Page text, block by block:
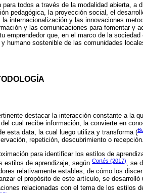
todos a través de la modalidad abierta, a
pedagógica, la proyección social, el
la internacionalización y las innovaciones
y las comunicaciones para fomentar y
emprendedor que, en el marco de la
humano sostenible de las comunidades
destacar la interacción constante a la
cual recibe información, la convierte en
esta data, la cual luego utiliza y transforma (
repetición, descubrimiento o recepción.
para identificar los estilos de
estilos de aprendizaje, según Cortés (2017), se
relativamente estables, de cómo los
el propósito de este artículo, se
relacionadas con el tema de los estilos